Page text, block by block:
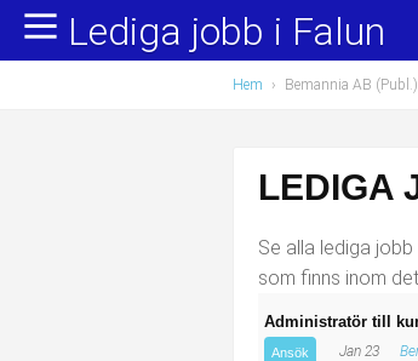
Yrkesområden
Administration, ekonomi, juridik
Försäljning, inköp, marknadsföring
Populära jobb
Undersköterska, hemtjänst och
Lärare i förskola/Förskollärare
Lediga jobb i Falun
Hem › Bemannia AB
LEDIGA
Se alla lediga
som finns inom
Administratör till
Ansök Jan 23